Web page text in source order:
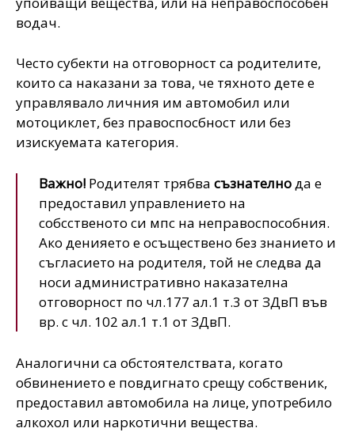
водач.
Често субекти на отговорност са родителите,
които са наказани за това, че тяхното дете е
управлявало личния им автомобил или
мотоциклет, без правоспосбност или без
изискуемата категория.
Важно! Родителят трябва съзнателно да е
предоставил управлението на
собсственото си мпс на неправоспособния.
Ако денияето е осъществено без знанието и
съгласието на родителя, той не следва да
носи административно наказателна
отговорност по чл.177 ал.1 т.3 от ЗДвП във
вр. с чл. 102 ал.1 т.1 от ЗДвП.
Аналогични са обстоятелствата, когато
обвинението е повдигнато срещу собственик,
предоставил автомобила на лице, употребило
алкохол или наркотични вещества.